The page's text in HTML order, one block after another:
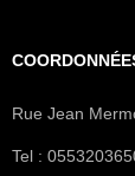
Rue Jean
Tel :